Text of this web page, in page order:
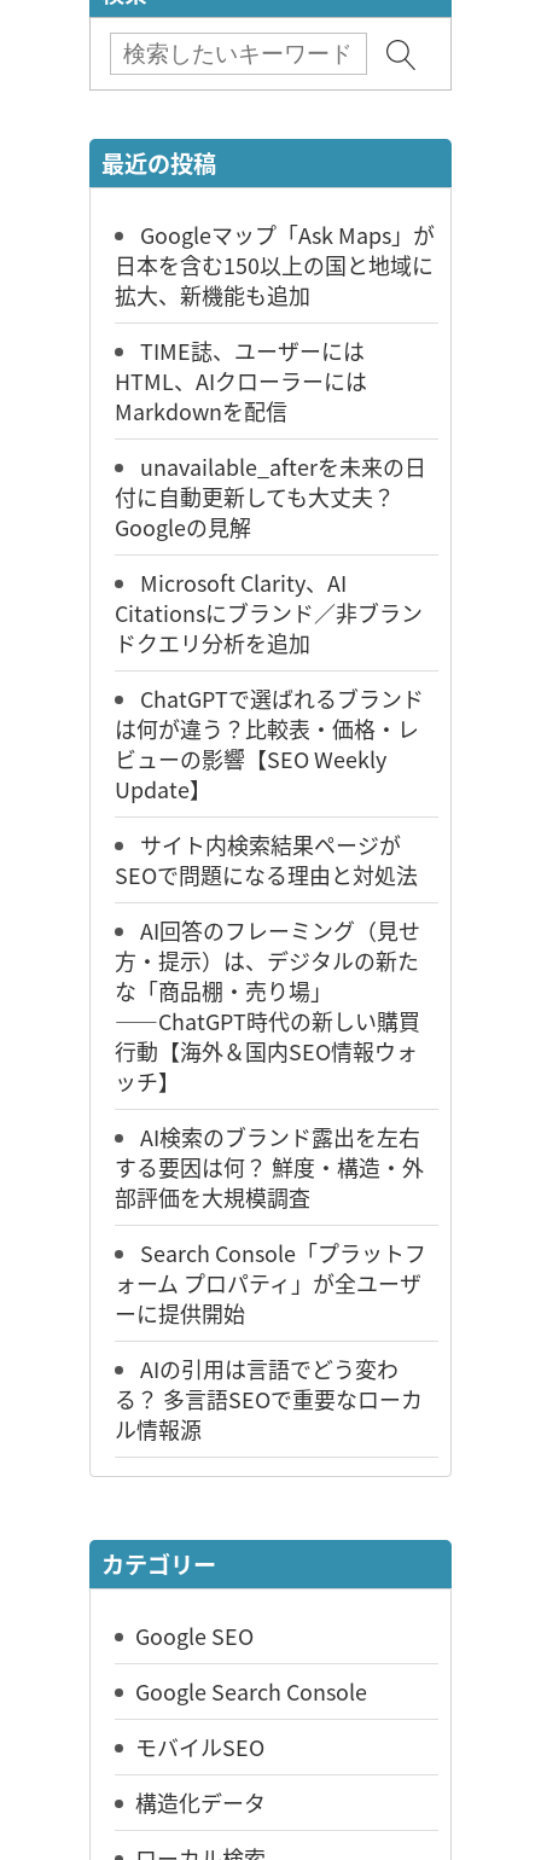
最近の投稿
Googleマップ「Ask Maps」が
日本を含む150以上の国と地域に
拡大、新機能も追加
TIME誌、ユーザーには
HTML、AIクローラーには
Markdownを配信
unavailable_afterを未来の日
付に自動更新しても大丈夫？
Googleの見解
Microsoft Clarity、AI
Citationsにブランド／非ブラン
ドクエリ分析を追加
ChatGPTで選ばれるブランド
は何が違う？比較表・価格・レ
ビューの影響【SEO Weekly
Update】
サイト内検索結果ページが
SEOで問題になる理由と対処法
AI回答のフレーミング（見せ
方・提示）は、デジタルの新た
な「商品棚・売り場」
――ChatGPT時代の新しい購買
行動【海外＆国内SEO情報ウォ
ッチ】
AI検索のブランド露出を左右
する要因は何？ 鮮度・構造・外
部評価を大規模調査
Search Console「プラットフ
ォーム プロパティ」が全ユーザ
ーに提供開始
AIの引用は言語でどう変わ
る？ 多言語SEOで重要なローカ
ル情報源
カテゴリー
Google SEO
Google Search Console
モバイルSEO
構造化データ